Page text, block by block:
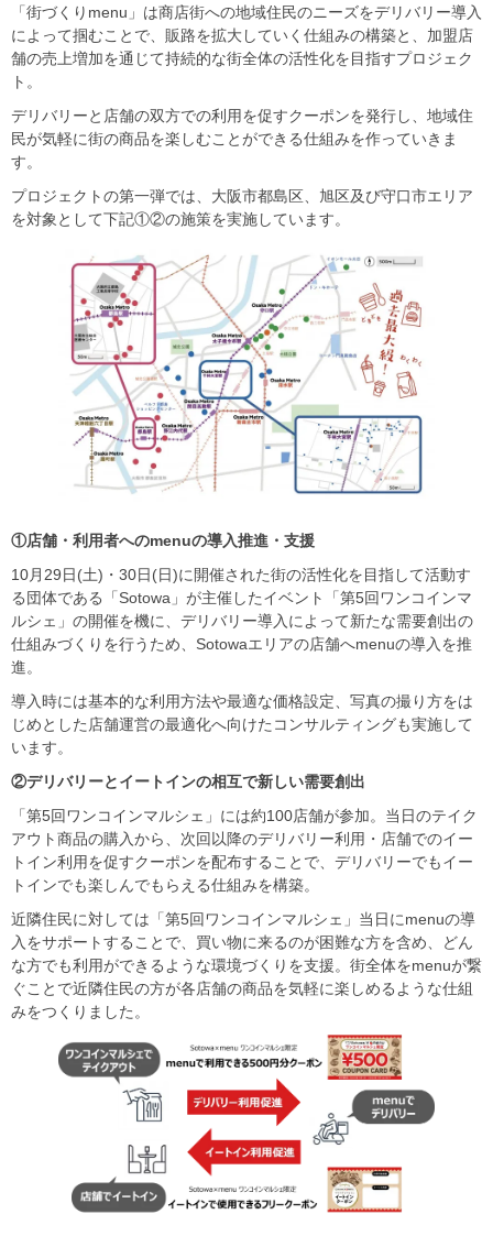
「街づくりmenu」は商店街への地域住民のニーズをデリバリー導入
によって掴むことで、販路を拡大していく仕組みの構築と、加盟店
舗の売上増加を通じて持続的な街全体の活性化を目指すプロジェク
ト。
デリバリーと店舗の双方での利用を促すクーポンを発行し、地域住
民が気軽に街の商品を楽しむことができる仕組みを作っていきま
す。
プロジェクトの第一弾では、大阪市都島区、旭区及び守口市エリア
を対象として下記①②の施策を実施しています。
①店舗・利用者へのmenuの導入推進・支援
10月29日(土)・30日(日)に開催された街の活性化を目指して活動す
る団体である「Sotowa」が主催したイベント「第5回ワンコインマ
ルシェ」の開催を機に、デリバリー導入によって新たな需要創出の
仕組みづくりを行うため、Sotowaエリアの店舗へmenuの導入を推
進。
導入時には基本的な利用方法や最適な価格設定、写真の撮り方をは
じめとした店舗運営の最適化へ向けたコンサルティングも実施して
います。
②デリバリーとイートインの相互で新しい需要創出
「第5回ワンコインマルシェ」には約100店舗が参加。当日のテイク
アウト商品の購入から、次回以降のデリバリー利用・店舗でのイー
トイン利用を促すクーポンを配布することで、デリバリーでもイー
トインでも楽しんでもらえる仕組みを構築。
近隣住民に対しては「第5回ワンコインマルシェ」当日にmenuの導
入をサポートすることで、買い物に来るのが困難な方を含め、どん
な方でも利用ができるような環境づくりを支援。街全体をmenuが繋
ぐことで近隣住民の方が各店舗の商品を気軽に楽しめるような仕組
みをつくりました。